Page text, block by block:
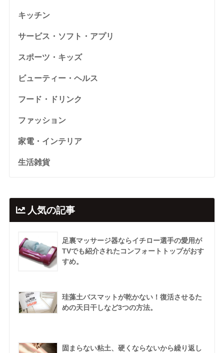
キッチン
サービス・ソフト・アプリ
スポーツ・キッズ
ビューティー・ヘルス
フード・ドリンク
ファッション
家電・インテリア
生活雑貨
人気の記事
足裏マッサージ器ならイチロー選手の愛用が
TVでも紹介されたコンフォートトップがおす
すめ。
珪藻土バスマットが乾かない！復活させるた
めの天日干しなど3つの方法。
固まらない粘土、硬くならないから繰り返し